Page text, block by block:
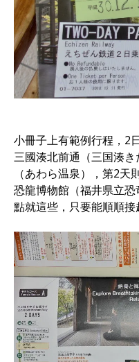
小冊子上有範例行程，2
三國湊北前通（三国湊
（あわら温泉），第2
恐龍博物館（福井県立
點就這些，只要能順順接